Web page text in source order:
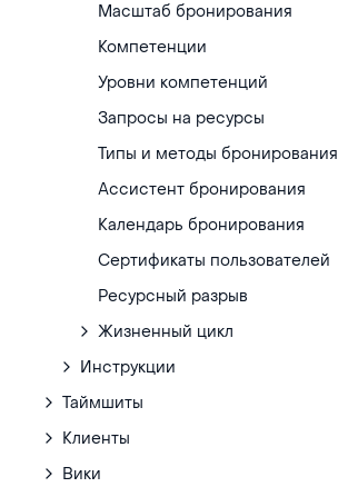
Масштаб бронирования
Компетенции
Уровни компетенций
Запроcы на ресурсы
Типы и методы бронирования
Ассистент бронирования
Календарь бронирования
Сертификаты пользователей
Ресурсный разрыв
Жизненный цикл
Инструкции
Таймшиты
Клиенты
Вики